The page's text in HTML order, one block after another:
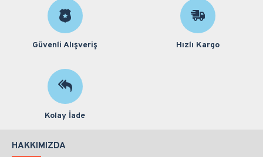
Güvenli Alışveriş Hızlı Kargo
Kolay İade
HAKKIMIZDA